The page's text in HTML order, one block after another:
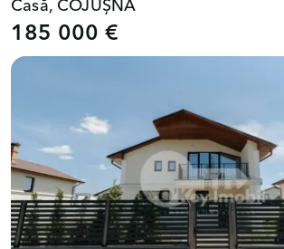
Casă, COJUȘNA
185 000 €